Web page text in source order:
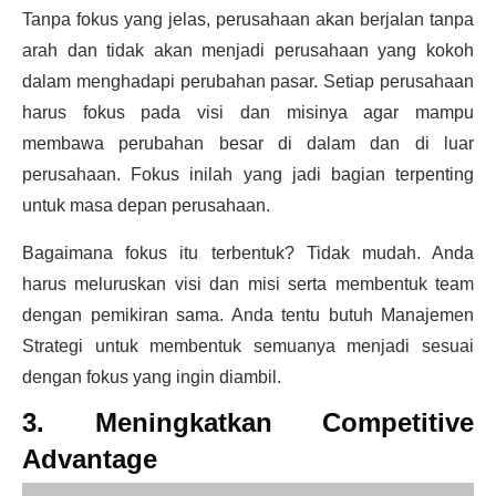
Tanpa fokus yang jelas, perusahaan akan berjalan tanpa
arah dan tidak akan menjadi perusahaan yang kokoh
dalam menghadapi perubahan pasar. Setiap perusahaan
harus fokus pada visi dan misinya agar mampu
membawa perubahan besar di dalam dan di luar
perusahaan. Fokus inilah yang jadi bagian terpenting
untuk masa depan perusahaan.
Bagaimana fokus itu terbentuk? Tidak mudah. Anda
harus meluruskan visi dan misi serta membentuk team
dengan pemikiran sama. Anda tentu butuh Manajemen
Strategi untuk membentuk semuanya menjadi sesuai
dengan fokus yang ingin diambil.
3. Meningkatkan Competitive
Advantage